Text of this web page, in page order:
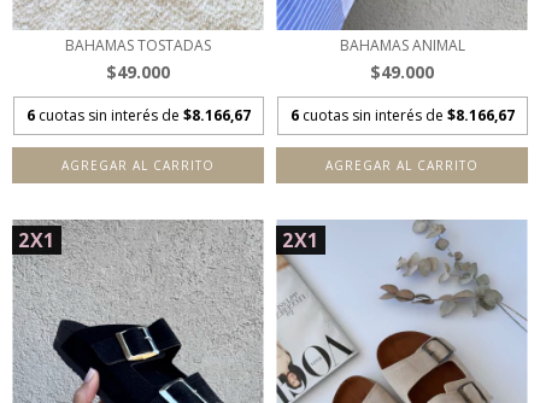
BAHAMAS TOSTADAS
$49.000
6 cuotas sin interés de $8.166,67
AGREGAR AL CARRITO
BAHAMAS ANIMAL
$49.000
6 cuotas sin interés de $8.166,67
AGREGAR AL CARRITO
2X1 2X1